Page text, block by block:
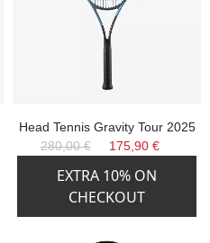
Head Tennis Gravity Tour 2025
280,00 €
175,90 €
EXTRA 10% ON
CHECKOUT